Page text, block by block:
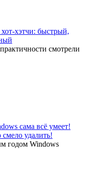
хэтчи: быстрый,
смотрели
сама всё умеет!
удалить!
годом Windows